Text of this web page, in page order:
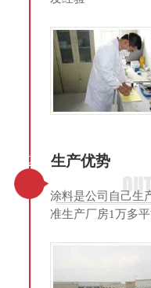
02 生产优势
涂料是公司自己生
准生产厂房1万多